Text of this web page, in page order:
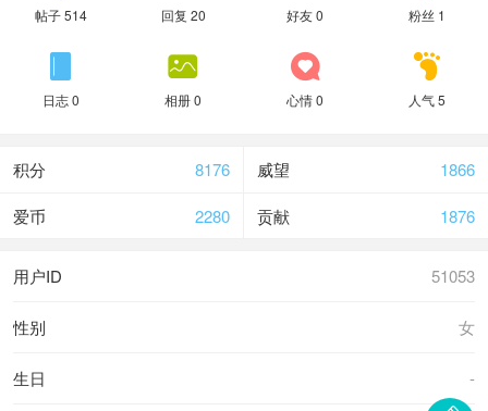
帖子 514 回复 20 好友 0 粉丝 1

日志 0

相册 0

心情 0

人气 5
8176
积分 1866
威望
2280
爱币 1876
贡献
51053
用户ID
女
性别
-
生日